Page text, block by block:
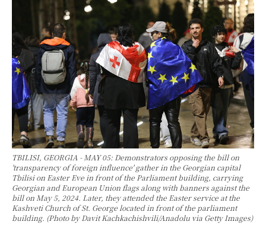
TBILISI, GEORGIA - MAY 05: Demonstrators opposing the bill on
'transparency of foreign influence' gather in the Georgian capital
Tbilisi on Easter Eve in front of the Parliament building, carrying
Georgian and European Union flags along with banners against the
bill on May 5, 2024. Later, they attended the Easter service at the
Kashveti Church of St. George located in front of the parliament
building. (Photo by Davit Kachkachishvili/Anadolu via Getty Images)